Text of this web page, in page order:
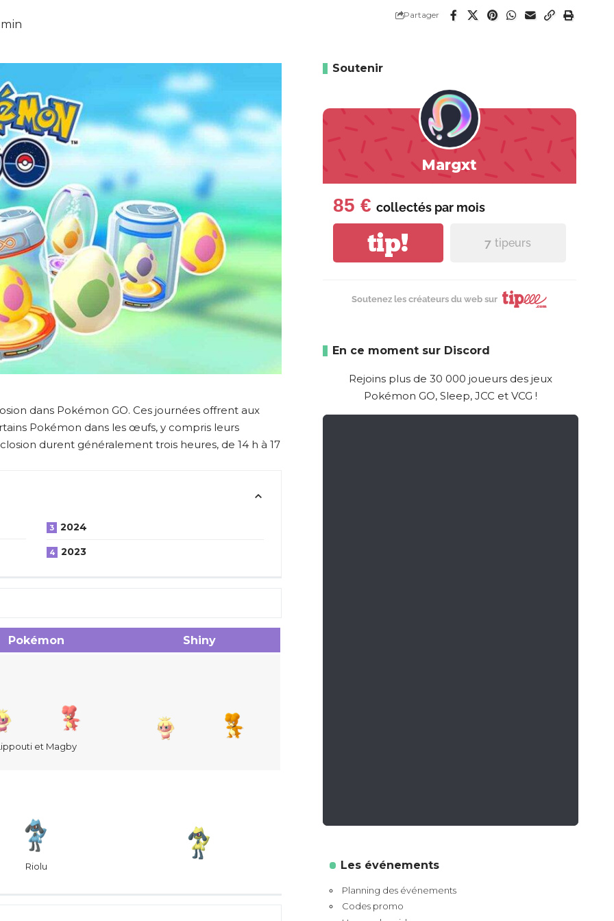
Partager
dans Pokémon GO. Ces journées offrent aux
Pokémon dans les œufs, y compris leurs
durent généralement trois heures, de 14 h à 17
2024
2023
Pokémon Shiny
et Magby
Riolu
Soutenir
Margxt
85 € collectés par mois
tip! 7 tipeurs
Soutenez les créateurs du web sur
En ce moment sur Discord
Rejoins plus de 30 000 joueurs des jeux
Pokémon GO, Sleep, JCC et VCG !
Les événements
Planning des événements
Codes promo